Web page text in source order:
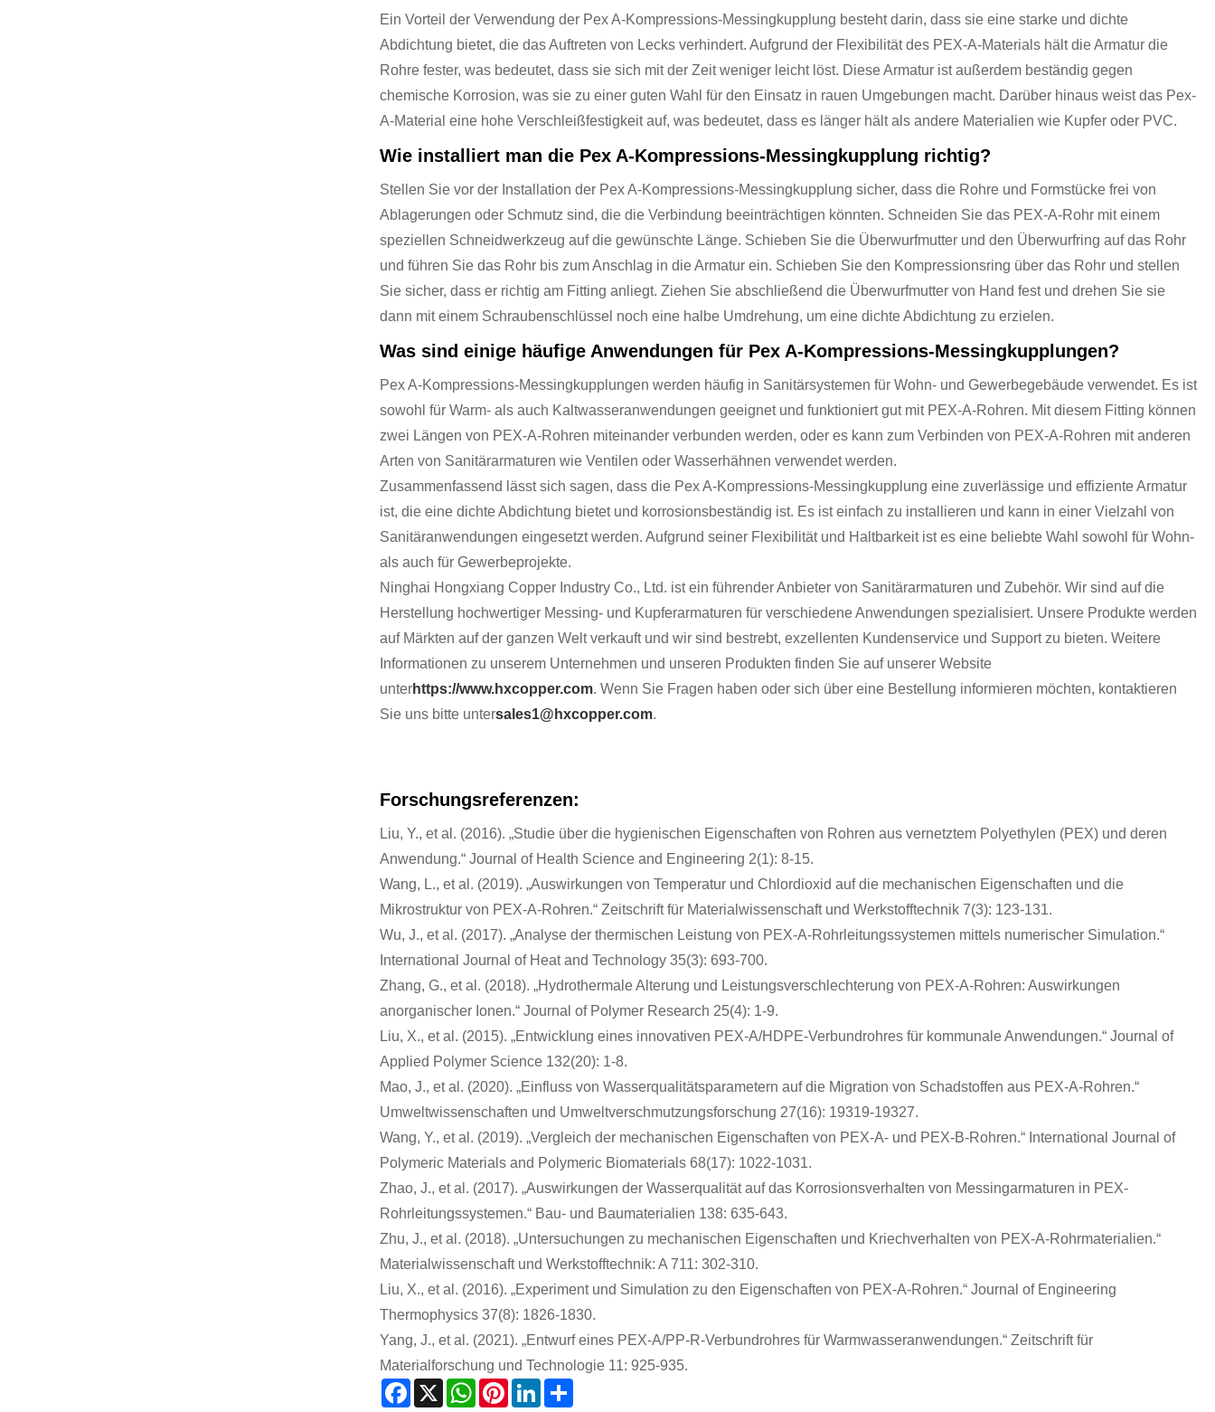
Ein Vorteil der Verwendung der Pex A-Kompressions-Messingkupplung besteht darin, dass sie eine starke und dichte
Abdichtung bietet, die das Auftreten von Lecks verhindert. Aufgrund der Flexibilität des PEX-A-Materials hält die Armatur die
Rohre fester, was bedeutet, dass sie sich mit der Zeit weniger leicht löst. Diese Armatur ist außerdem beständig gegen
chemische Korrosion, was sie zu einer guten Wahl für den Einsatz in rauen Umgebungen macht. Darüber hinaus weist das Pex-
A-Material eine hohe Verschleißfestigkeit auf, was bedeutet, dass es länger hält als andere Materialien wie Kupfer oder PVC.
Wie installiert man die Pex A-Kompressions-Messingkupplung richtig?
Stellen Sie vor der Installation der Pex A-Kompressions-Messingkupplung sicher, dass die Rohre und Formstücke frei von
Ablagerungen oder Schmutz sind, die die Verbindung beeinträchtigen könnten. Schneiden Sie das PEX-A-Rohr mit einem
speziellen Schneidwerkzeug auf die gewünschte Länge. Schieben Sie die Überwurfmutter und den Überwurfring auf das Rohr
und führen Sie das Rohr bis zum Anschlag in die Armatur ein. Schieben Sie den Kompressionsring über das Rohr und stellen
Sie sicher, dass er richtig am Fitting anliegt. Ziehen Sie abschließend die Überwurfmutter von Hand fest und drehen Sie sie
dann mit einem Schraubenschlüssel noch eine halbe Umdrehung, um eine dichte Abdichtung zu erzielen.
Was sind einige häufige Anwendungen für Pex A-Kompressions-Messingkupplungen?
Pex A-Kompressions-Messingkupplungen werden häufig in Sanitärsystemen für Wohn- und Gewerbegebäude verwendet. Es ist
sowohl für Warm- als auch Kaltwasseranwendungen geeignet und funktioniert gut mit PEX-A-Rohren. Mit diesem Fitting können
zwei Längen von PEX-A-Rohren miteinander verbunden werden, oder es kann zum Verbinden von PEX-A-Rohren mit anderen
Arten von Sanitärarmaturen wie Ventilen oder Wasserhähnen verwendet werden.
Zusammenfassend lässt sich sagen, dass die Pex A-Kompressions-Messingkupplung eine zuverlässige und effiziente Armatur
ist, die eine dichte Abdichtung bietet und korrosionsbeständig ist. Es ist einfach zu installieren und kann in einer Vielzahl von
Sanitäranwendungen eingesetzt werden. Aufgrund seiner Flexibilität und Haltbarkeit ist es eine beliebte Wahl sowohl für Wohn-
als auch für Gewerbeprojekte.
Ninghai Hongxiang Copper Industry Co., Ltd. ist ein führender Anbieter von Sanitärarmaturen und Zubehör. Wir sind auf die
Herstellung hochwertiger Messing- und Kupferarmaturen für verschiedene Anwendungen spezialisiert. Unsere Produkte werden
auf Märkten auf der ganzen Welt verkauft und wir sind bestrebt, exzellenten Kundenservice und Support zu bieten. Weitere
Informationen zu unserem Unternehmen und unseren Produkten finden Sie auf unserer Website
unterhttps://www.hxcopper.com. Wenn Sie Fragen haben oder sich über eine Bestellung informieren möchten, kontaktieren
Sie uns bitte untersales1@hxcopper.com.
Forschungsreferenzen:
Liu, Y., et al. (2016). „Studie über die hygienischen Eigenschaften von Rohren aus vernetztem Polyethylen (PEX) und deren
Anwendung.“ Journal of Health Science and Engineering 2(1): 8-15.
Wang, L., et al. (2019). „Auswirkungen von Temperatur und Chlordioxid auf die mechanischen Eigenschaften und die
Mikrostruktur von PEX-A-Rohren.“ Zeitschrift für Materialwissenschaft und Werkstofftechnik 7(3): 123-131.
Wu, J., et al. (2017). „Analyse der thermischen Leistung von PEX-A-Rohrleitungssystemen mittels numerischer Simulation.“
International Journal of Heat and Technology 35(3): 693-700.
Zhang, G., et al. (2018). „Hydrothermale Alterung und Leistungsverschlechterung von PEX-A-Rohren: Auswirkungen
anorganischer Ionen.“ Journal of Polymer Research 25(4): 1-9.
Liu, X., et al. (2015). „Entwicklung eines innovativen PEX-A/HDPE-Verbundrohres für kommunale Anwendungen.“ Journal of
Applied Polymer Science 132(20): 1-8.
Mao, J., et al. (2020). „Einfluss von Wasserqualitätsparametern auf die Migration von Schadstoffen aus PEX-A-Rohren.“
Umweltwissenschaften und Umweltverschmutzungsforschung 27(16): 19319-19327.
Wang, Y., et al. (2019). „Vergleich der mechanischen Eigenschaften von PEX-A- und PEX-B-Rohren.“ International Journal of
Polymeric Materials and Polymeric Biomaterials 68(17): 1022-1031.
Zhao, J., et al. (2017). „Auswirkungen der Wasserqualität auf das Korrosionsverhalten von Messingarmaturen in PEX-
Rohrleitungssystemen.“ Bau- und Baumaterialien 138: 635-643.
Zhu, J., et al. (2018). „Untersuchungen zu mechanischen Eigenschaften und Kriechverhalten von PEX-A-Rohrmaterialien.“
Materialwissenschaft und Werkstofftechnik: A 711: 302-310.
Liu, X., et al. (2016). „Experiment und Simulation zu den Eigenschaften von PEX-A-Rohren.“ Journal of Engineering
Thermophysics 37(8): 1826-1830.
Yang, J., et al. (2021). „Entwurf eines PEX-A/PP-R-Verbundrohres für Warmwasseranwendungen.“ Zeitschrift für
Materialforschung und Technologie 11: 925-935.
Facebook
X WhatsAppPinterestLinkedIn